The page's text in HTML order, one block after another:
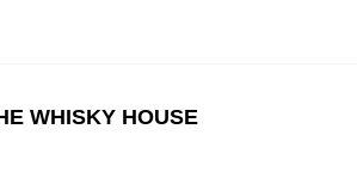
WHISKY HOUSE